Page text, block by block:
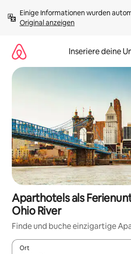
Inhalten
springenOriginal anzeigen
Inseriere deine
Aparthotels als
Ohio River
Finde und buche einzigartige
Ort